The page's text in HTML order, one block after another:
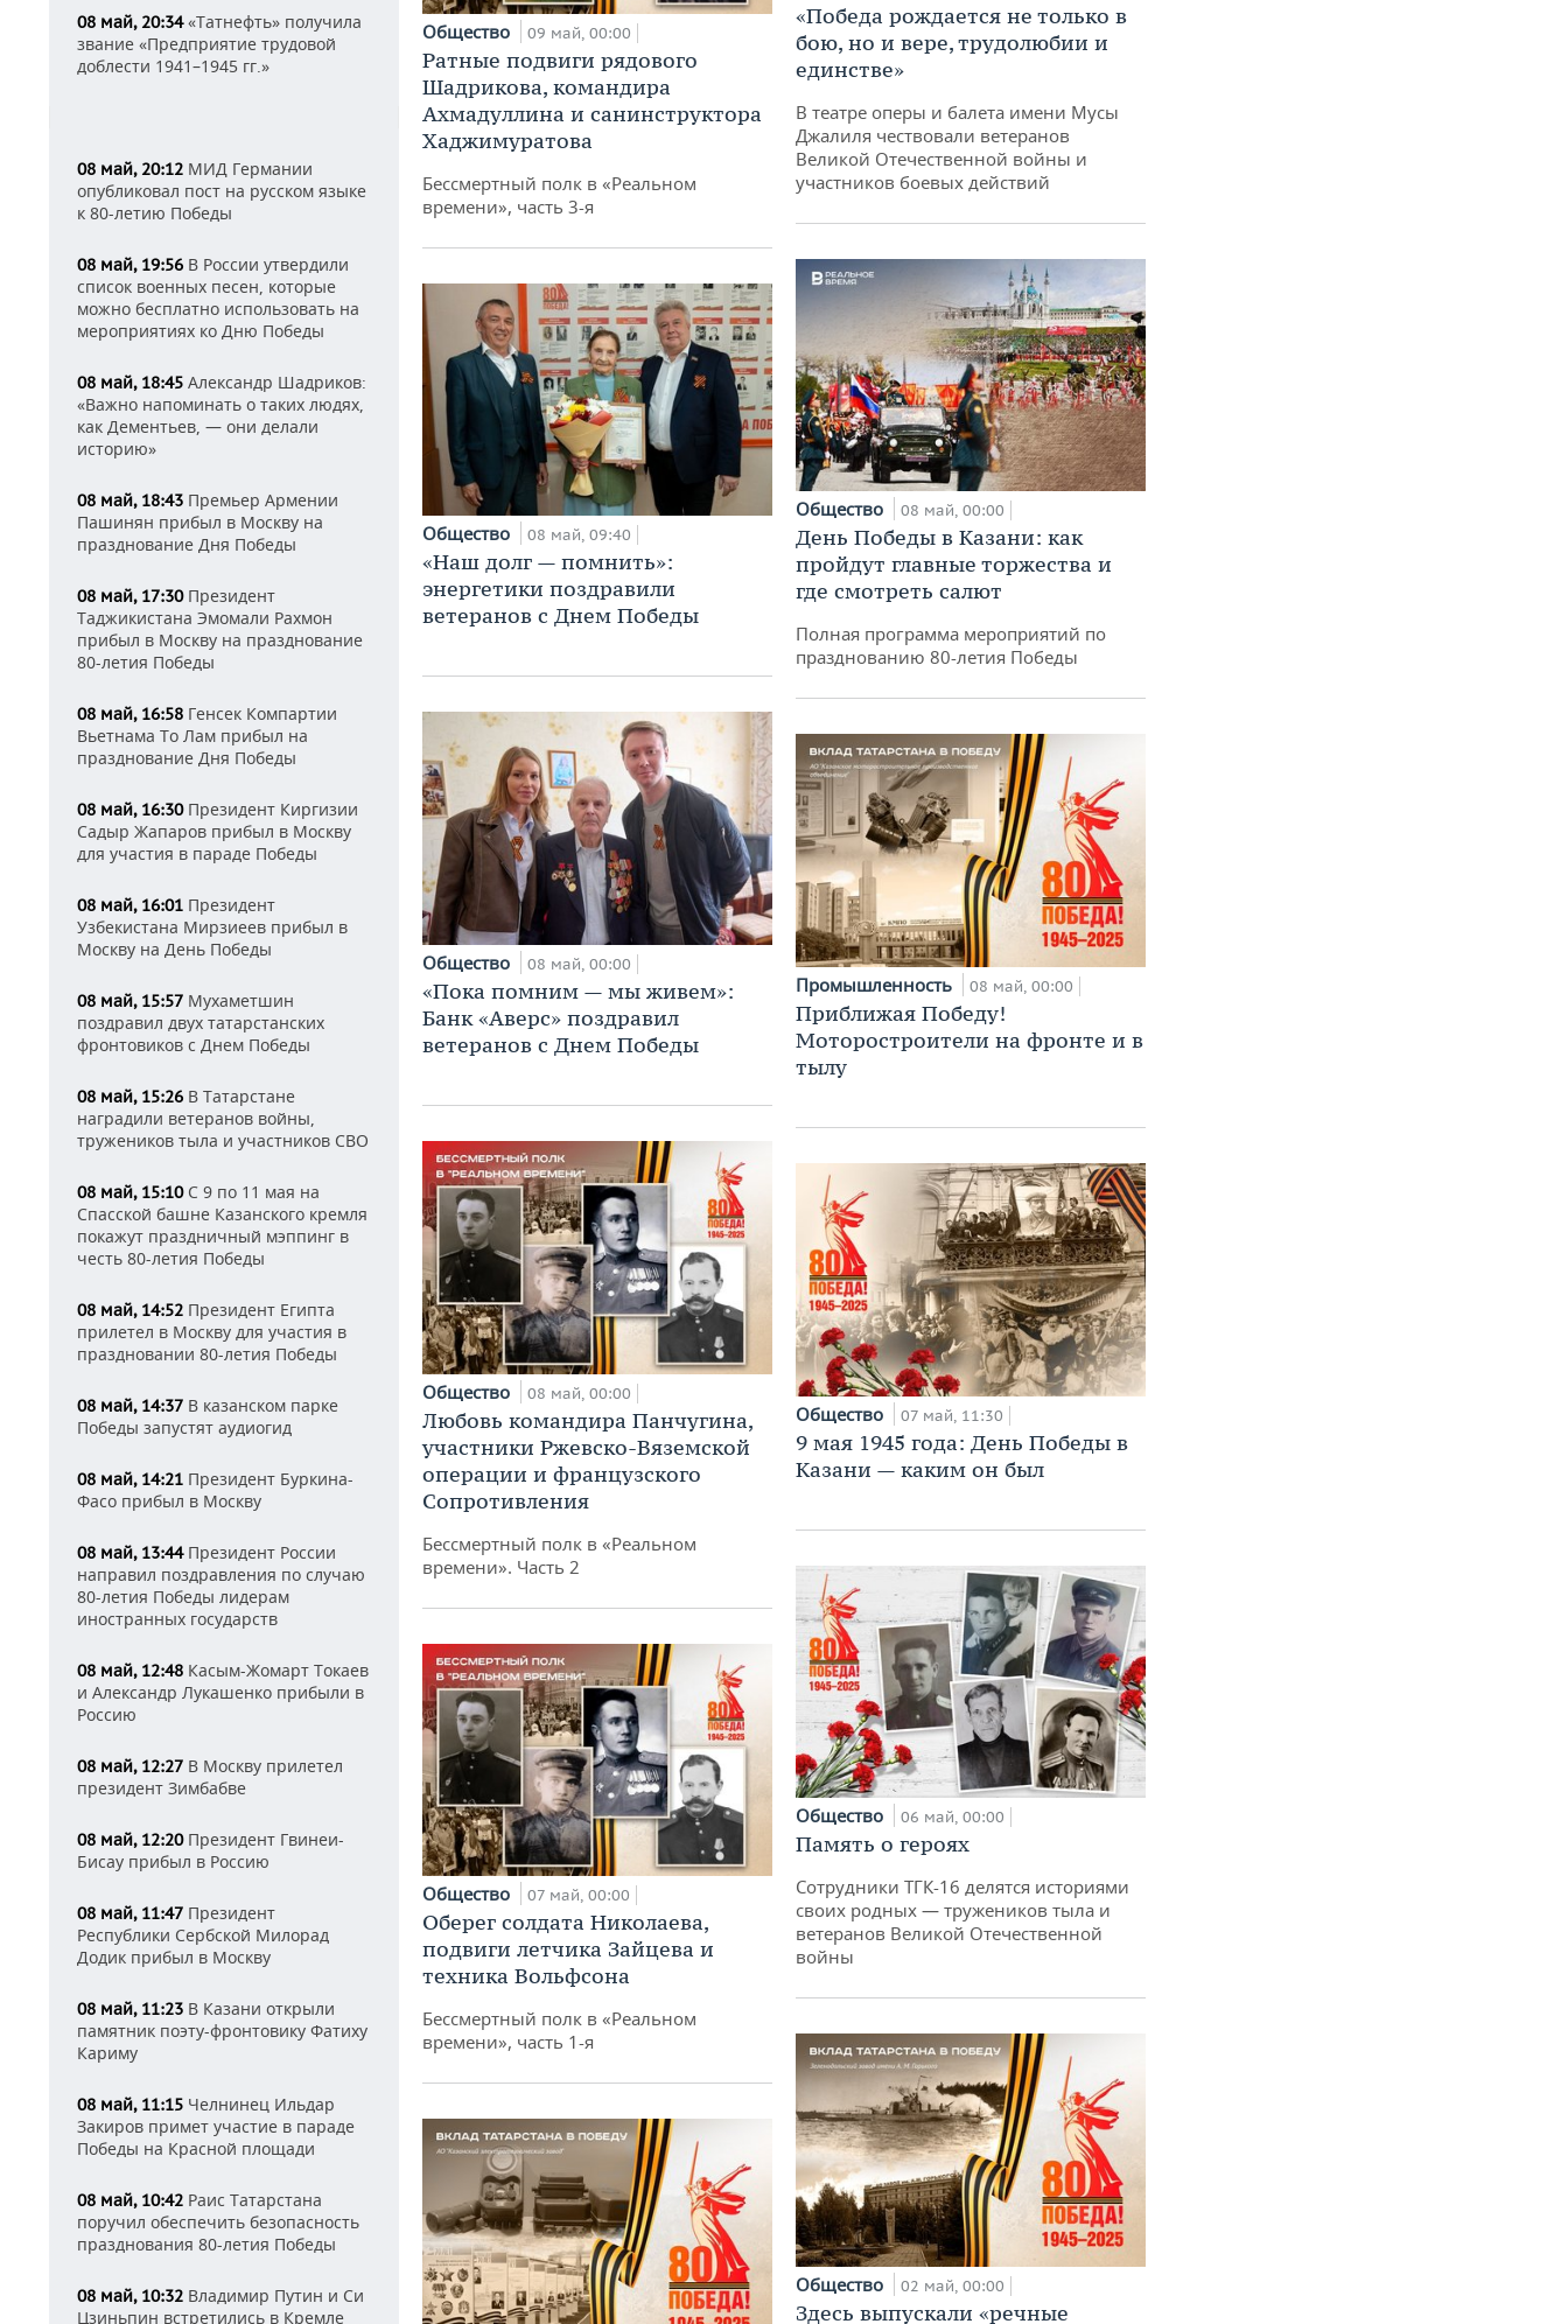
08 май, 20:34«Татнефть» получила
звание «Предприятие трудовой
доблести 1941–1945 гг.»
08 май, 20:12 МИД Германии
опубликовал пост на русском языке
к 80-летию Победы
08 май, 19:56 В России утвердили
список военных песен, которые
можно бесплатно использовать на
мероприятиях ко Дню Победы
08 май, 18:45 Александр Шадриков:
«Важно напоминать о таких людях,
как Дементьев, — они делали
историю»
08 май, 18:43 Премьер Армении
Пашинян прибыл в Москву на
празднование Дня Победы
08 май, 17:30Президент
Таджикистана Эмомали Рахмон
прибыл в Москву на празднование
80-летия Победы
08 май, 16:58 Генсек Компартии
Вьетнама То Лам прибыл на
празднование Дня Победы
08 май, 16:30Президент Киргизии
Садыр Жапаров прибыл в Москву
для участия в параде Победы
08 май, 16:01 Президент
Узбекистана Мирзиеев прибыл в
Москву на День Победы
08 май, 15:57 Мухаметшин
поздравил двух татарстанских
фронтовиков с Днем Победы
08 май, 15:26 В Татарстане
наградили ветеранов войны,
тружеников тыла и участников СВО
08 май, 15:10С 9 по 11 мая на
Спасской башне Казанского кремля
покажут праздничный мэппинг в
честь 80-летия Победы
08 май, 14:52 Президент Египта
прилетел в Москву для участия в
праздновании 80-летия Победы
08 май, 14:37 В казанском парке
Победы запустят аудиогид
08 май, 14:21 Президент Буркина-
Фасо прибыл в Москву
08 май, 13:44Президент России
направил поздравления по случаю
80-летия Победы лидерам
иностранных государств
08 май, 12:48 Касым-Жомарт Токаев
и Александр Лукашенко прибыли в
Россию
08 май, 12:27 В Москву прилетел
президент Зимбабве
08 май, 12:20Президент Гвинеи-
Бисау прибыл в Россию
08 май, 11:47 Президент
Республики Сербской Милорад
Додик прибыл в Москву
08 май, 11:23 В Казани открыли
памятник поэту-фронтовику Фатиху
Кариму
08 май, 11:15 Челнинец Ильдар
Закиров примет участие в параде
Победы на Красной площади
08 май, 10:42 Раис Татарстана
поручил обеспечить безопасность
празднования 80-летия Победы
08 май, 10:32 Владимир Путин и Си
Цзиньпин встретились в Кремле
Общество 09 май, 00:00
Ратные подвиги рядового
Шадрикова, командира
Ахмадуллина и санинструктора
Хаджимуратова
Бессмертный полк в «Реальном
времени», часть 3-я
Общество 08 май, 09:40
«Наш долг — помнить»:
энергетики поздравили
ветеранов с Днем Победы
Общество 08 май, 00:00
«Пока помним — мы живем»:
Банк «Аверс» поздравил
ветеранов с Днем Победы
Общество 08 май, 00:00
Любовь командира Панчугина,
участники Ржевско-Вяземской
операции и французского
Сопротивления
Бессмертный полк в «Реальном
времени». Часть 2
Общество 07 май, 00:00
Оберег солдата Николаева,
подвиги летчика Зайцева и
техника Вольфсона
Бессмертный полк в «Реальном
времени», часть 1-я
«Победа рождается не только в
бою, но и вере, трудолюбии и
единстве»
В театре оперы и балета имени Мусы
Джалиля чествовали ветеранов
Великой Отечественной войны и
участников боевых действий
Общество 08 май, 00:00
День Победы в Казани: как
пройдут главные торжества и
где смотреть салют
Полная программа мероприятий по
празднованию 80-летия Победы
Промышленность 08 май, 00:00
Приближая Победу!
Моторостроители на фронте и в
тылу
Общество 07 май, 11:30
9 мая 1945 года: День Победы в
Казани — каким он был
Общество 06 май, 00:00
Память о героях
Сотрудники ТГК-16 делятся историями
своих родных — тружеников тыла и
ветеранов Великой Отечественной
войны
Общество 02 май, 00:00
Здесь выпускали «речные